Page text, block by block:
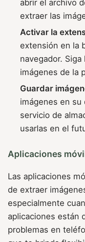
abrir el archivo
extraer las
Activar la
extensión en la
navegador.
imágenes de la
Guardar
imágenes en su
servicio de
usarlas en el
Aplicaciones
Las aplicaciones
de extraer
especialmente
aplicaciones están
problemas en